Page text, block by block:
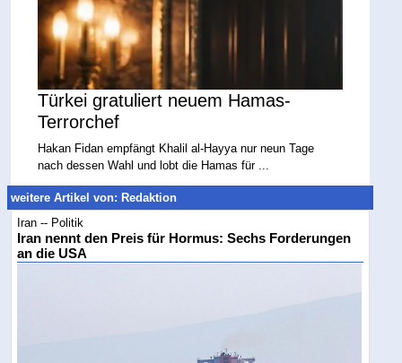
Türkei gratuliert neuem Hamas-
Terrorchef
Hakan Fidan empfängt Khalil al-Hayya nur neun Tage
nach dessen Wahl und lobt die Hamas für ...
weitere Artikel von: Redaktion
Iran -- Politik
Iran nennt den Preis für Hormus: Sechs Forderungen
an die USA